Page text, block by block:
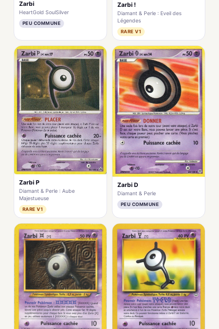
Zarbi
HeartGold SoulSilver
PEU COMMUNE
Zarbi !
Diamant & Perle : Eveil des
Légendes
RARE V1
Zarbi P
Diamant & Perle : Aube
Majestueuse
RARE V1
Zarbi D
Diamant & Perle
PEU COMMUNE